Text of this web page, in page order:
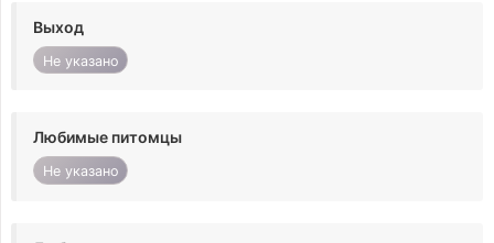
Выход
Не указано
Любимые питомцы
Не указано